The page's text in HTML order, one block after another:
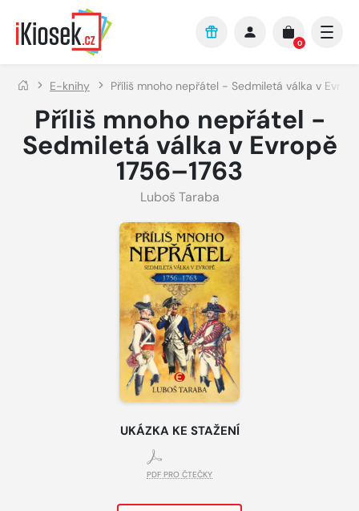
Přejít na hlavní obsah
0
E-knihy Příliš mnoho nepřátel - Sedmiletá válka v
Příliš mnoho nepřátel -
Sedmiletá válka v Evropě
1756–1763
Luboš Taraba
UKÁZKA KE STAŽENÍ
PDF PRO ČTEČKY